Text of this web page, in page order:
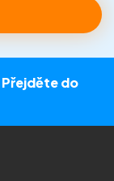
Přejděte do